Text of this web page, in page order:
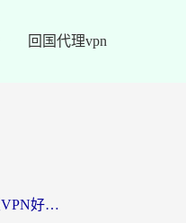
回国代理vpn
海外党必看：快帆TV版VPN好用吗？和快游VPN对比哪个回国效果更好？附实用避坑指南